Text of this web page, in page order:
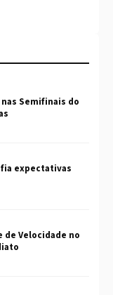
Semifinais do
expectativas
de Velocidade no